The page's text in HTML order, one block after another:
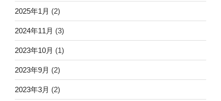
2025年1月 (2)
2024年11月 (3)
2023年10月 (1)
2023年9月 (2)
2023年3月 (2)